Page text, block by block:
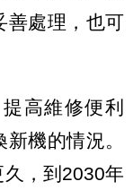
善處理，也可
高維修便利
機的情況。
，到2030年